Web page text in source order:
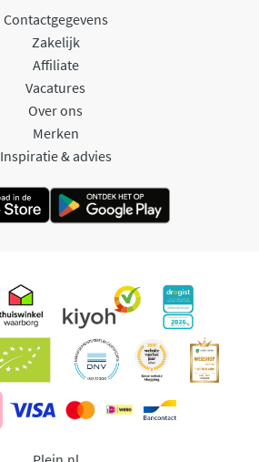
Contactgegevens
Zakelijk
Affiliate
Vacatures
Over ons
Merken
Inspiratie & advies